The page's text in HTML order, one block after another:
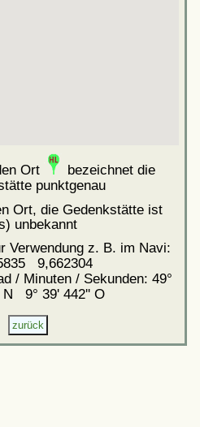
Ort
bezeichnet die
punktgenau
Ort, die Gedenkstätte ist
unbekannt
Verwendung z. B. im Navi:
9,662304
/ Minuten / Sekunden: 49°
N 9° 39' 442'' O